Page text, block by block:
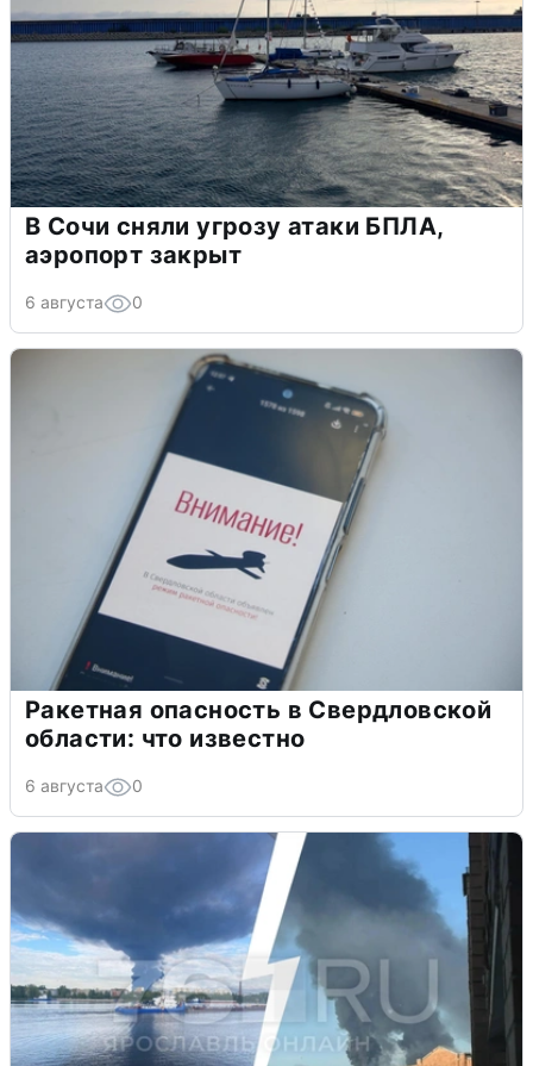
В Сочи сняли угрозу атаки БПЛА,
аэропорт закрыт
6 августа 0
Ракетная опасность в Свердловской
области: что известно
6 августа 0